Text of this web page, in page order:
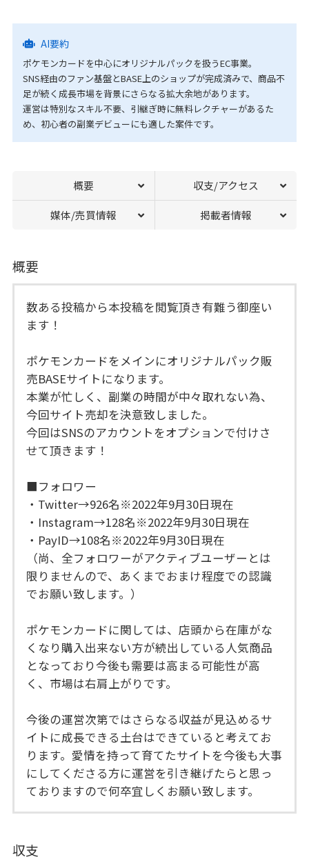
AI要約
ポケモンカードを中心にオリジナルパックを扱うEC事業。
SNS経由のファン基盤とBASE上のショップが完成済みで、商品不
足が続く成長市場を背景にさらなる拡大余地があります。
運営は特別なスキル不要、引継ぎ時に無料レクチャーがあるた
め、初心者の副業デビューにも適した案件です。
概要 収支/アクセス
媒体/売買情報 掲載者情報
概要
数ある投稿から本投稿を閲覧頂き有難う御座い
ます！
ポケモンカードをメインにオリジナルパック販
売BASEサイトになります。
本業が忙しく、副業の時間が中々取れない為、
今回サイト売却を決意致しました。
今回はSNSのアカウントをオプションで付けさ
せて頂きます！
■フォロワー
・Twitter→926名※2022年9月30日現在
・Instagram→128名※2022年9月30日現在
・PayID→108名※2022年9月30日現在
（尚、全フォロワーがアクティブユーザーとは
限りませんので、あくまでおまけ程度での認識
でお願い致します。）
ポケモンカードに関しては、店頭から在庫がな
くなり購入出来ない方が続出している人気商品
となっており今後も需要は高まる可能性が高
く、市場は右肩上がりです。
今後の運営次第ではさらなる収益が見込めるサ
イトに成長できる土台はできていると考えてお
ります。愛情を持って育てたサイトを今後も大事
にしてくださる方に運営を引き継げたらと思っ
ておりますので何卒宜しくお願い致します。
収支